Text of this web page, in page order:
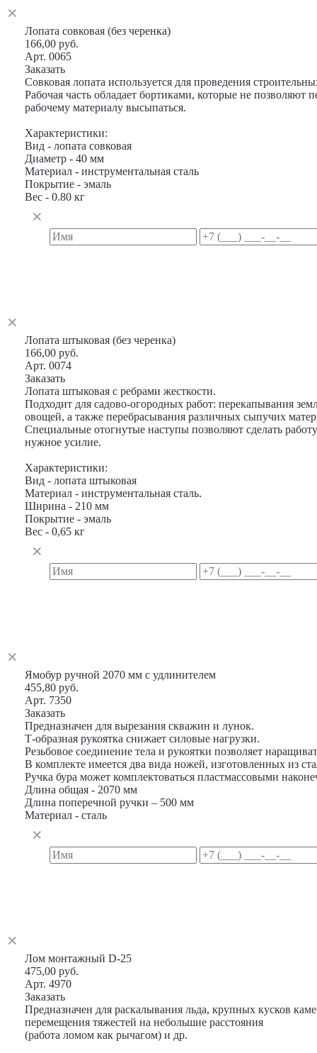
Лопата совковая (без черенка)
166,00 руб.
Арт. 0065
Заказать
Совковая лопата используется для проведения
Рабочая часть обладает бортиками, которые не позволяют
рабочему материалу высыпаться.
Характеристики:
Вид - лопата совковая
Диаметр - 40 мм
Материал - инструментальная сталь
Покрытие - эмаль
Вес - 0.80 кг
Лопата штыковая (без черенка)
166,00 руб.
Арт. 0074
Заказать
Лопата штыковая с ребрами жесткости.
Подходит для садово-огородных работ: перекапывания
овощей, а также перебрасывания различных сыпучих
Специальные отогнутые наступы позволяют сделать
нужное усилие.
Характеристики:
Вид - лопата штыковая
Материал - инструментальная сталь.
Ширина - 210 мм
Покрытие - эмаль
Вес - 0,65 кг
Ямобур ручной 2070 мм с удлинителем
455,80 руб.
Арт. 7350
Заказать
Предназначен для вырезания скважин и лунок.
Т-образная рукоятка снижает силовые нагрузки.
Резьбовое соединение тела и рукоятки позволяет
В комплекте имеется два вида ножей, изготовленных из
Ручка бура может комплектоваться пластмассовыми
Длина общая - 2070 мм
Длина поперечной ручки – 500 мм
Материал - сталь
Лом монтажный D-25
475,00 руб.
Арт. 4970
Заказать
Предназначен для раскалывания льда, крупных кусков
перемещения тяжестей на небольшие расстояния
(работа ломом как рычагом) и др.